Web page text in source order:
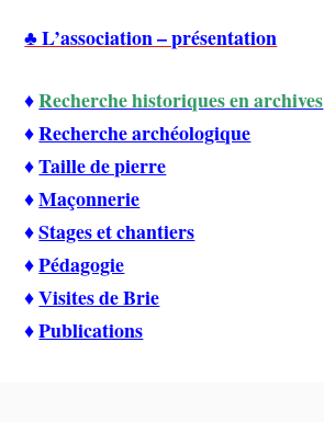
♣ L’association – présentation
♦Recherche historiques en archives
♦Recherche archéologique
♦Taille de pierre
♦Maçonnerie
♦Stages et chantiers
♦Pédagogie
♦Visites de Brie
♦Publications